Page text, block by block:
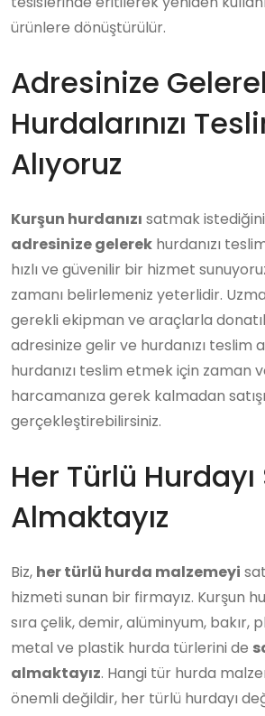
ürünlere dönüştürülür.
Adresinize
Hurdalarınızı
Alıyoruz
Kurşun hurdanızı satmak
adresinize gelerek hurdanızı
hızlı ve güvenilir bir hizmet
zamanı belirlemeniz yeterlidir.
gerekli ekipman ve araçlarla
adresinize gelir ve hurdanızı teslim
hurdanızı teslim etmek için zaman
harcamanıza gerek kalmadan
gerçekleştirebilirsiniz.
Her Türlü Hurdayı
Almaktayız
Biz, her türlü hurda malzemeyi
hizmeti sunan bir firmayız. Kurşun
sıra çelik, demir, alüminyum, bakır,
metal ve plastik hurda türlerini de
almaktayız. Hangi tür hurda
önemli değildir, her türlü hurdayı